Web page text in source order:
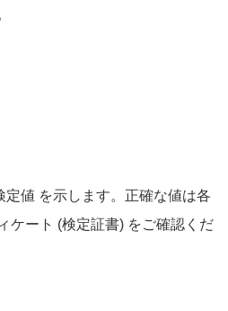
値 を示します。正確な値は各
ケート (検定証書) をご確認くだ